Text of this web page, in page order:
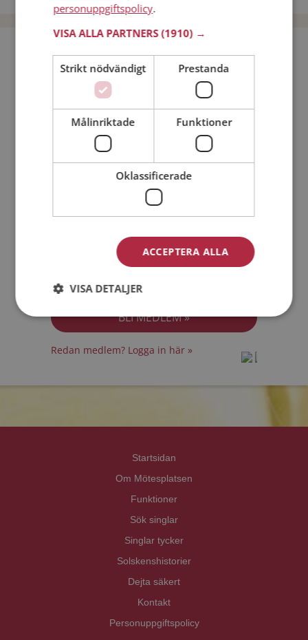
Bli medlem utan kostnad!
Kvinna
Min ålder:
Medlemsvillkoren
Jag accepterarPersonuppgiftspolicyn
Redan medlem? Logga in här »
Startsidan
Om Mötesplatsen
Funktioner
Sök singlar
Singlar tycker
Solskenshistorier
Dejta säkert
Kontakt
Personuppgiftspolicy
personuppgiftspolicy.
VISA ALLA PARTNERS(1910) →
Strikt nödvändigt Prestanda
Målinriktade Funktioner
Oklassificerade
ACCEPTERA ALLA
VISA DETALJER